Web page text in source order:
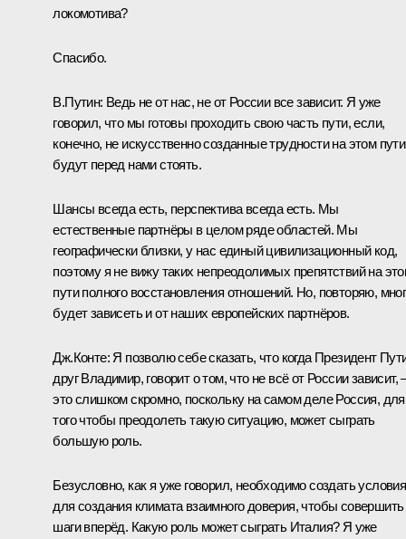
локомотива?
Спасибо.
В.Путин: Ведь не от нас, не от России все зависит. Я уже
говорил, что мы готовы проходить свою часть пути, если,
конечно, не искусственно созданные трудности на этом пути
будут перед нами стоять.
Шансы всегда есть, перспектива всегда есть. Мы
естественные партнёры в целом ряде областей. Мы
географически близки, у нас единый цивилизационный код,
поэтому я не вижу таких непреодолимых препятствий на
пути полного восстановления отношений. Но, повторяю,
будет зависеть и от наших европейских партнёров.
Дж.Конте: Я позволю себе сказать, что когда Президент
друг Владимир, говорит о том, что не всё от России зависит,
это слишком скромно, поскольку на самом деле Россия, для
того чтобы преодолеть такую ситуацию, может сыграть
большую роль.
Безусловно, как я уже говорил, необходимо создать условия
для создания климата взаимного доверия, чтобы совершить
шаги вперёд. Какую роль может сыграть Италия? Я уже